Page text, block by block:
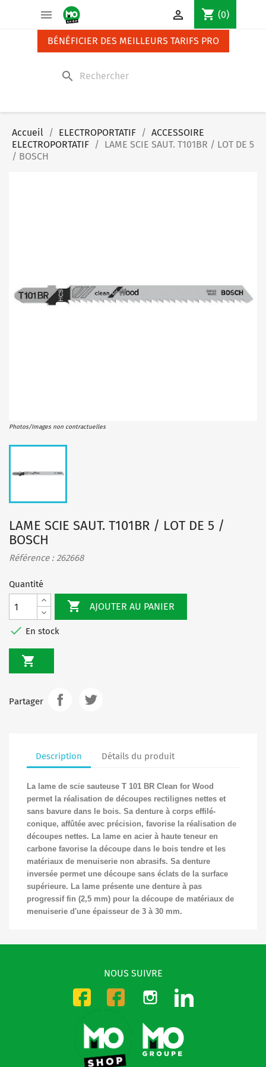
 shopping_cart (0)

BÉNÉFICIER DES MEILLEURS TARIFS PRO
search
Accueil ELECTROPORTATIF
ACCESSOIRE
ELECTROPORTATIF
LAME SCIE SAUT. T101BR / LOT DE 5
/ BOSCH
Photos/Images non contractuelles
LAME SCIE SAUT. T101BR / LOT DE 5 /
BOSCH
Référence : 262668
Quantité
 AJOUTER AU PANIER
 En stock

Partager
Description Détails du produit
La lame de scie sauteuse T 101 BR Clean for Wood
permet la réalisation de découpes rectilignes nettes et
sans bavure dans le bois. Sa denture à corps effilé-
conique, affûtée avec précision, favorise la réalisation de
découpes nettes. La lame en acier à haute teneur en
carbone favorise la découpe dans le bois tendre et les
matériaux de menuiserie non abrasifs. Sa denture
inversée permet une découpe sans éclats de la surface
supérieure. La lame présente une denture à pas
progressif fin (2,5 mm) pour la découpe de matériaux de
menuiserie d'une épaisseur de 3 à 30 mm.
NOUS SUIVRE
Facebook-CMOFacebook-DMO
Instagram
Panneau de gestion des cookies